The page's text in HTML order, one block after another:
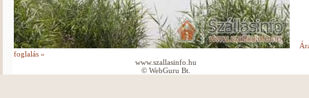
foglalás »
www.szallasinfo.hu
© WebGuru Bt.